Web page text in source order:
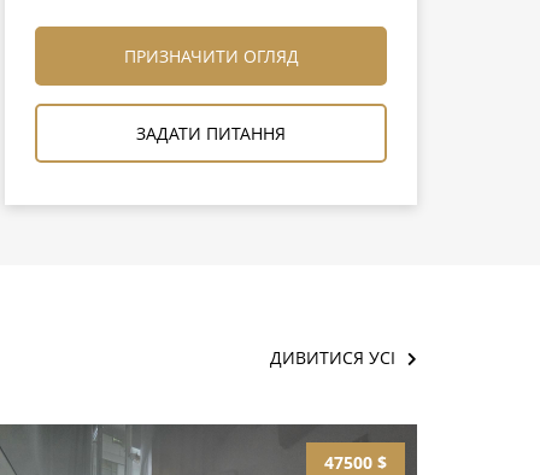
ПРИЗНАЧИТИ ОГЛЯД
ЗАДАТИ ПИТАННЯ
ДИВИТИСЯ УСІ
47500 $